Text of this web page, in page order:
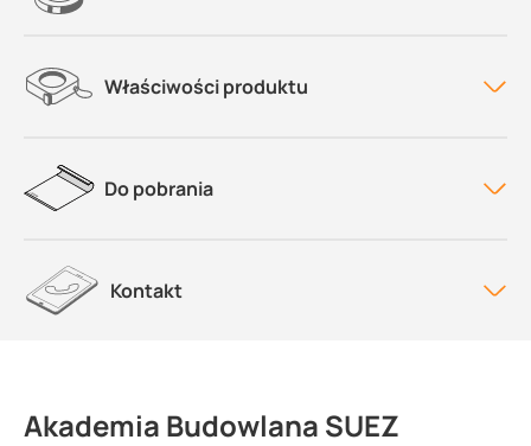
Właściwości produktu
Do pobrania
Kontakt
Akademia Budowlana SUEZ